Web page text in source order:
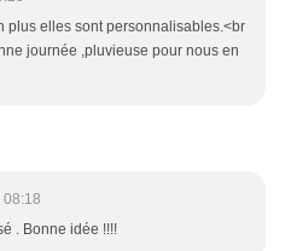
plus elles sont personnalisables.<br
journée ,pluvieuse pour nous en
08:18
. Bonne idée !!!!